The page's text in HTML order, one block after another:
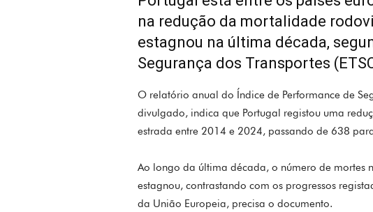
na redução da mortalidade
estagnou na última década,
Segurança dos Transportes
O relatório anual do Índice de Performance de
divulgado, indica que Portugal registou uma
estrada entre 2014 e 2024, passando de 638
Ao longo da última década, o número de mortes
estagnou, contrastando com os progressos
da União Europeia, precisa o documento.